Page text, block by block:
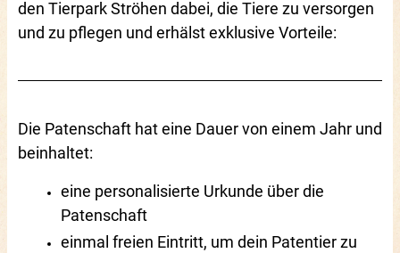
den Tierpark Ströhen dabei, die Tiere zu versorgen
und zu pflegen und erhälst exklusive Vorteile:
Die Patenschaft hat eine Dauer von einem Jahr und
beinhaltet:
eine personalisierte Urkunde über die
Patenschaft
einmal freien Eintritt, um dein Patentier zu